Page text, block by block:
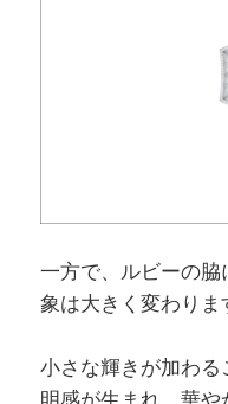
一方で、ルビーの
象は大きく変わりま
小さな輝きが加わ